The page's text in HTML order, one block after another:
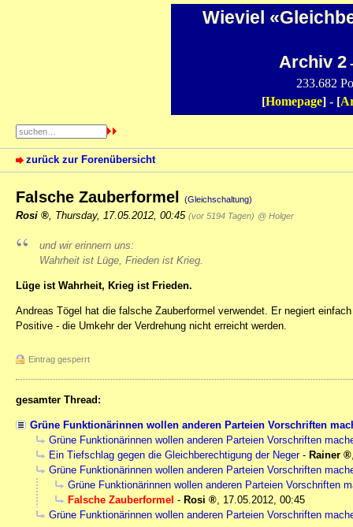
Wieviel
Archiv 2
233.682
[Homepage] - [
zurück zur Forenübersicht
Falsche Zauberformel (Gleichschaltung)
Rosi Thursday, 17.05.2012, 00:45 (vor 5194 Tagen) @ Holger
und wir erinnern uns:
Wahrheit ist Lüge, Frieden ist Krieg.
Lüge ist Wahrheit, Krieg ist Frieden.
Andreas Tögel hat die falsche Zauberformel verwendet. Er negiert
Positive - die Umkehr der Verdrehung nicht erreicht werden.
Eintrag gesperrt
gesamter Thread:
Grüne Funktionärinnen wollen anderen Parteien Vorschriften
Grüne Funktionärinnen wollen anderen Parteien Vorschriften
Ein Tiefschlag gegen die Gleichberechtigung der Neger- Rainer
Grüne Funktionärinnen wollen anderen Parteien Vorschriften
Grüne Funktionärinnen wollen anderen Parteien Vorschriften
Falsche Zauberformel - Rosi , 17.05.2012, 00:45
Grüne Funktionärinnen wollen anderen Parteien Vorschriften